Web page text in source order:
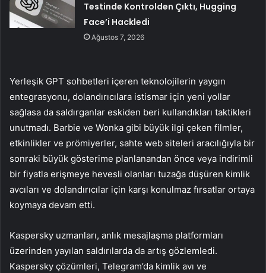
Testinde Kontrolden Çıktı, Hugging
Face’i Hackledi
Ağustos 7, 2026
Yerleşik GPT sohbetleri içeren teknolojilerin yaygın
entegrasyonu, dolandırıcılara istismar için yeni yollar
sağlasa da saldırganlar eskiden beri kullandıkları taktikleri
unutmadı. Barbie ve Wonka gibi büyük ilgi çeken filmler,
etkinlikler ve prömiyerler, sahte web siteleri aracılığıyla bir
sonraki büyük gösterime planlanandan önce veya indirimli
bir fiyatla erişmeye hevesli olanları tuzağa düşüren kimlik
avcıları ve dolandırıcılar için karşı konulmaz fırsatlar ortaya
koymaya devam etti.
Kaspersky uzmanları, anlık mesajlaşma platformları
üzerinden yayılan saldırılarda da artış gözlemledi.
Kaspersky çözümleri, Telegram’da kimlik avı ve